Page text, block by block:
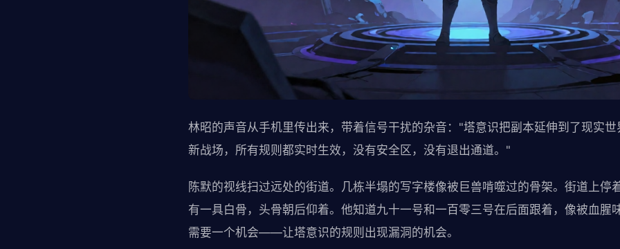
林昭的声音从手机里传出来，带着信号干扰的杂音："塔意识把副本延伸到了现实
新战场，所有规则都实时生效，没有安全区，没有退出通道。"
陈默的视线扫过远处的街道。几栋半塌的写字楼像被巨兽啃噬过的骨架。街道上停
有一具白骨，头骨朝后仰着。他知道九十一号和一百零三号在后面跟着，像被血腥
需要一个机会——让塔意识的规则出现漏洞的机会。